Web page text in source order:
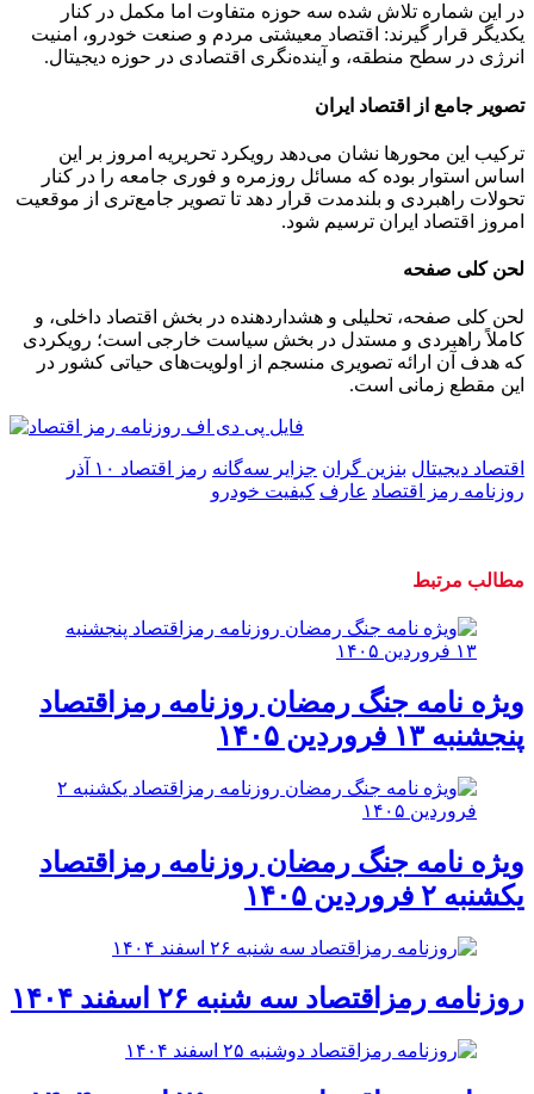
در این شماره تلاش شده سه حوزه متفاوت اما مکمل در کنار
یکدیگر قرار گیرند: اقتصاد معیشتی مردم و صنعت خودرو، امنیت
انرژی در سطح منطقه، و آینده‌نگری اقتصادی در حوزه دیجیتال.
تصویر جامع از اقتصاد ایران
ترکیب این محورها نشان می‌دهد رویکرد تحریریه امروز بر این
اساس استوار بوده که مسائل روزمره و فوری جامعه را در کنار
تحولات راهبردی و بلندمدت قرار دهد تا تصویر جامع‌تری از موقعیت
امروز اقتصاد ایران ترسیم شود.
لحن کلی صفحه
لحن کلی صفحه، تحلیلی و هشداردهنده در بخش اقتصاد داخلی، و
کاملاً راهبردی و مستدل در بخش سیاست خارجی است؛ رویکردی
که هدف آن ارائه تصویری منسجم از اولویت‌های حیاتی کشور در
این مقطع زمانی است.
اقتصاد دیجیتال بنزین گران جزایر سه‌گانه رمز اقتصاد ۱۰ آذر
روزنامه رمز اقتصاد عارف کیفیت خودرو
مطالب مرتبط
ویژه نامه جنگ رمضان روزنامه رمزاقتصاد
پنجشنبه ۱۳ فروردین ۱۴۰۵
ویژه نامه جنگ رمضان روزنامه رمزاقتصاد
یکشنبه ۲ فروردین ۱۴۰۵
روزنامه رمزاقتصاد سه شنبه ۲۶ اسفند ۱۴۰۴